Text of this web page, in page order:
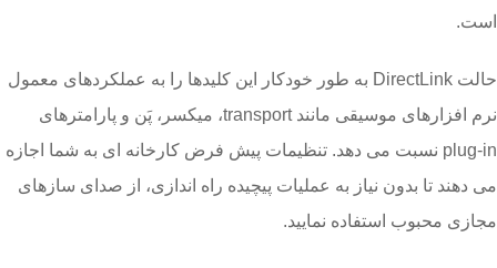
است.
حالت DirectLink به طور خودکار این کلیدها را به عملکردهای معمول
نرم افزارهای موسیقی مانند transport، میکسر، پَن و پارامترهای
plug-in نسبت می دهد. تنظیمات پیش فرض کارخانه ای به شما اجازه
می دهند تا بدون نیاز به عملیات پیچیده راه اندازی، از صدای سازهای
مجازی محبوب استفاده نمایید.